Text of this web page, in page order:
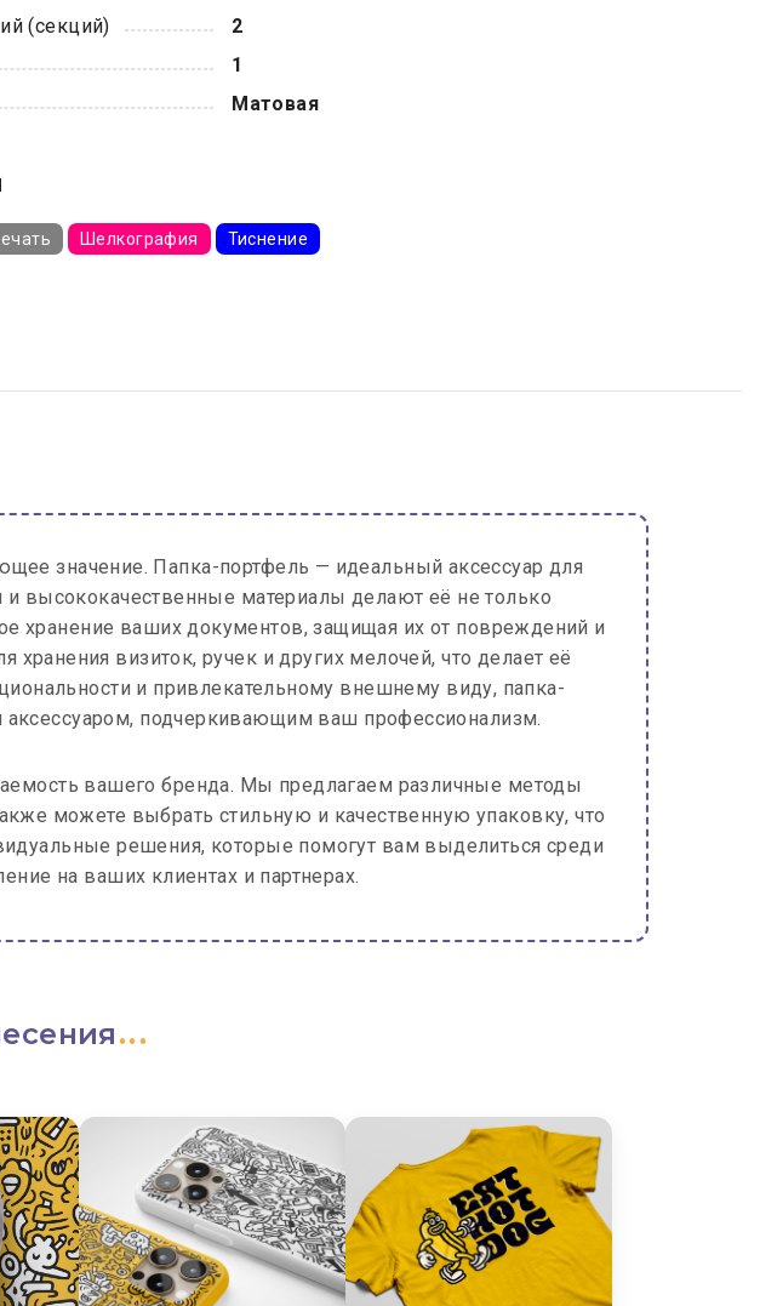
(секций)
2
1
Матовая
Шелкография Тиснение
значение. Папка-портфель — идеальный аксессуар для
высококачественные материалы делают её не только
хранение ваших документов, защищая их от повреждений и
визиток, ручек и других мелочей, что делает её
и привлекательному внешнему виду, папка-
аксессуаром, подчеркивающим ваш профессионализм.
вашего бренда. Мы предлагаем различные методы
можете выбрать стильную и качественную упаковку, что
решения, которые помогут вам выделиться среди
на ваших клиентах и партнерах.